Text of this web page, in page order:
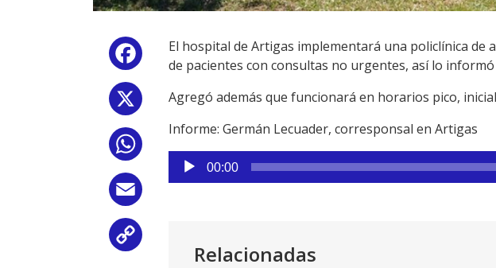
Facebook
WhatsApp
El hospital de Artigas implementará una policlínica
de pacientes con consultas no urgentes, así lo
Agregó además que funcionará en horarios pico,
Informe: Germán Lecuader, corresponsal en Artigas
Reproductor
de
00:00
Relacionadas